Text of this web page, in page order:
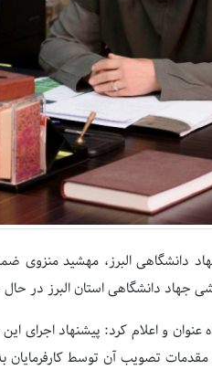
دانشگاهی البرز، مهشید منزوی
دانشگاهی استان البرز در
و اعلام کرد: پیشنهاد اجرای